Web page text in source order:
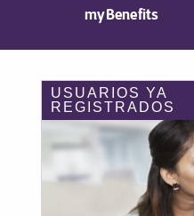
myBenefits
USUARIOS YA
REGISTRADOS